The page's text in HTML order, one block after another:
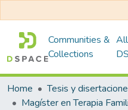
Communities &
Collections
Home Tesis y